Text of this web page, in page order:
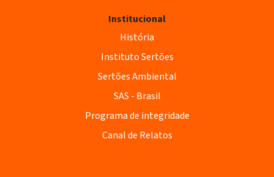
Institucional
História
Instituto Sertões
Sertões Ambiental
SAS - Brasil
Programa de integridade
Canal de Relatos